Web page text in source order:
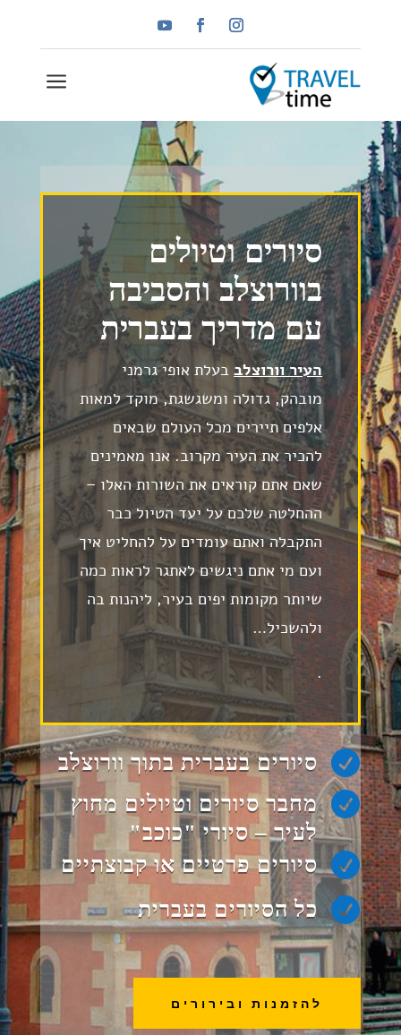
a
סיורים וטיולים
בוורוצלב והסביבה
עם מדריך בעברית
העיר וורוצלבבעלת אופי גרמני
מובהק, גדולה ומשגשגת, מוקד למאות
אלפים תיירים מכל העולם שבאים
להכיר את העיר מקרוב. אנו מאמינים
שאם אתם קוראים את השורות האלו –
ההחלטה שלכם על יעד הטיול כבר
התקבלה ואתם עומדים על להחליט איך
ועם מי אתם ניגשים לאתגר לראות כמה
שיותר מקומות יפים בעיר, ליהנות בה
ולהשכיל…
.
 סיורים בעברית בתוך וורוצלב
 מחבר סיורים וטיולים מחוץ
לעיר – סיורי "כוכב"
 סיורים פרטיים או קבוצתיים
 כל הסיורים בעברית
להזמנות ובירורים